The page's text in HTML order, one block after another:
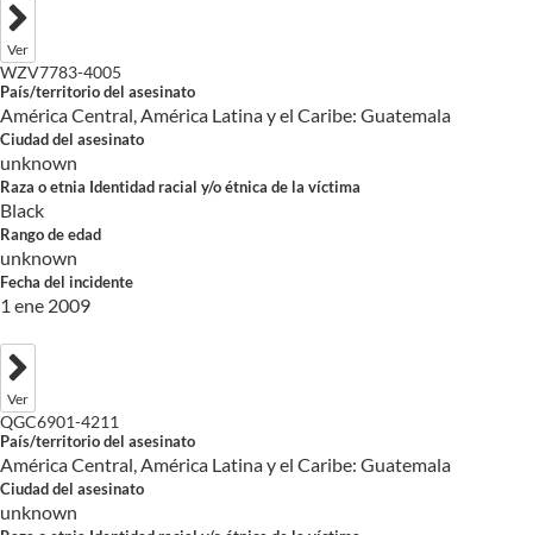
Ver
WZV7783-4005
País/territorio del asesinato
América Central, América Latina y el Caribe: Guatemala
Ciudad del asesinato
unknown
Raza o etnia Identidad racial y/o étnica de la víctima
Black
Rango de edad
unknown
Fecha del incidente
1 ene 2009
Ver
QGC6901-4211
País/territorio del asesinato
América Central, América Latina y el Caribe: Guatemala
Ciudad del asesinato
unknown